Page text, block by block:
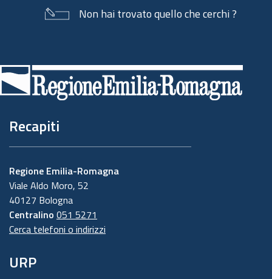
Non hai trovato quello che cerchi ?
di
pagina
Recapiti
Regione Emilia-Romagna
Viale Aldo Moro, 52
40127 Bologna
Centralino 051 5271
Cerca telefoni o indirizzi
URP